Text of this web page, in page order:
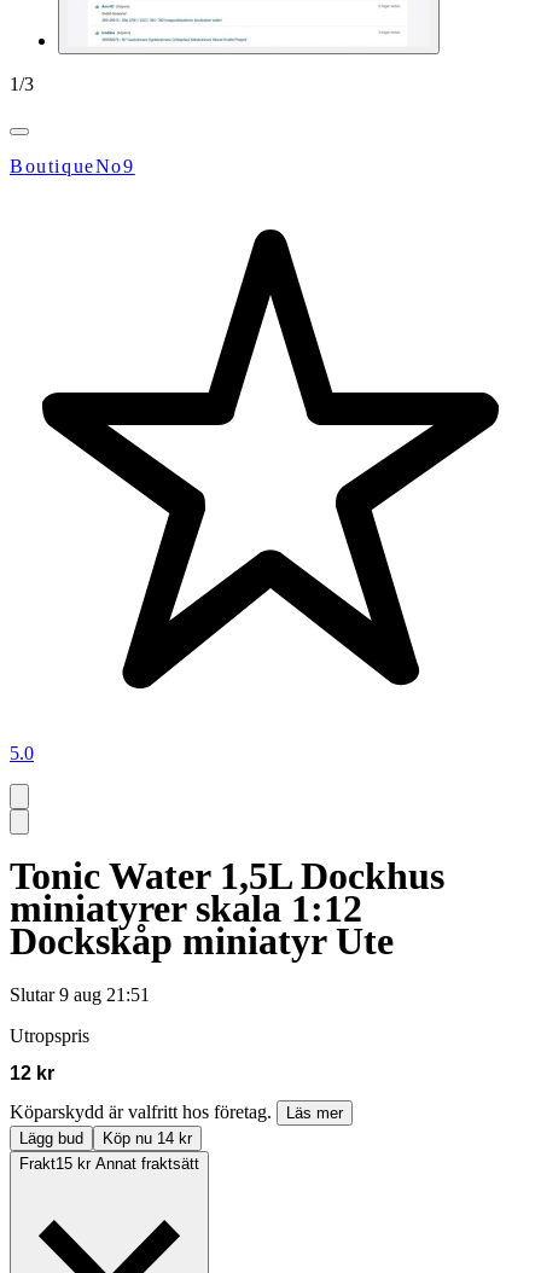
1/3
BoutiqueNo9
5.0
Tonic Water 1,5L Dockhus
miniatyrer skala 1:12
Dockskåp miniatyr Ute
Slutar 9 aug 21:51
Utropspris
12 kr
Köparskydd är valfritt hos företag.
Läs mer
Lägg bud
Köp nu 14 kr
Frakt15 kr Annat fraktsätt